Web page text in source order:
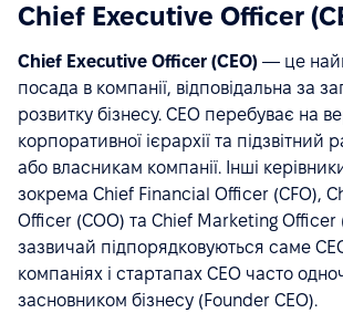
Chief Executive Officer
Chief Executive Officer (CEO) — це
посада в компанії, відповідальна за
розвитку бізнесу. CEO перебуває на
корпоративної ієрархії та підзвітний
або власникам компанії. Інші
зокрема Chief Financial Officer (CFO),
Officer (COO) та Chief Marketing Officer
зазвичай підпорядковуються саме
компаніях і стартапах CEO часто
засновником бізнесу (Founder CEO).